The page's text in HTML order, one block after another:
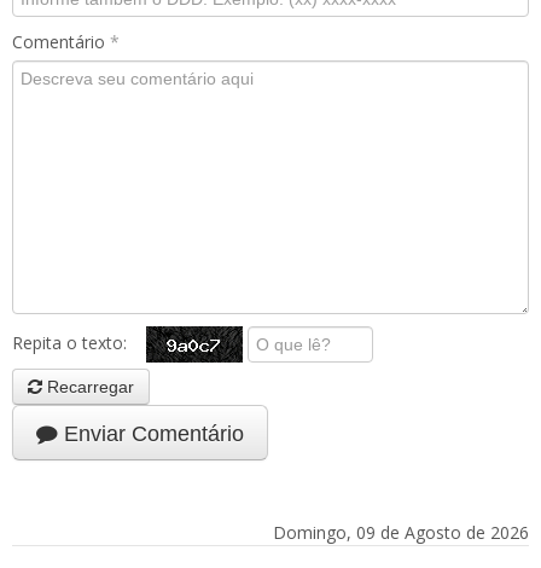
Comentário *
Repita o texto:
Recarregar
Enviar Comentário
Domingo, 09 de Agosto de 2026